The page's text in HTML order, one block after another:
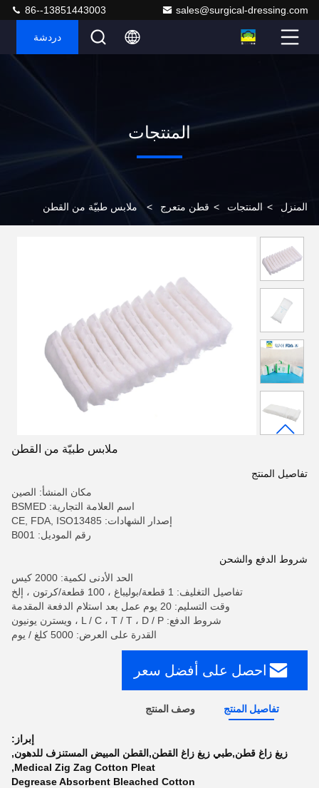
sales@surgical-dressing.com
86--13851443003
دردشة
المنتجات
المنزل > المنتجات > قطن متعرج > ملابس طبيّة من القطن
ملابس طبيّة من القطن
تفاصيل المنتج
مكان المنشأ: الصين
اسم العلامة التجارية: BSMED
إصدار الشهادات: CE, FDA, ISO13485
رقم الموديل: B001
شروط الدفع والشحن
الحد الأدنى لكمية: 2000 كيس
تفاصيل التغليف: 1 قطعة/بوليباغ ، 100 قطعة/كرتون ، إلخ
وقت التسليم: 20 يوم عمل بعد استلام الدفعة المقدمة
شروط الدفع: L / C ، T / T ، D / P ، ويسترن يونيون
القدرة على العرض: 5000 كلغ / يوم
احصل على أفضل سعر
تفاصيل المنتج وصف المنتج
إبراز:
زيغ زاغ قطن,طبي زيغ زاغ القطن,القطن المبيض المستنزف للدهون,
Medical Zig Zag Cotton Pleat
,
Degrease Absorbent Bleached Cotton